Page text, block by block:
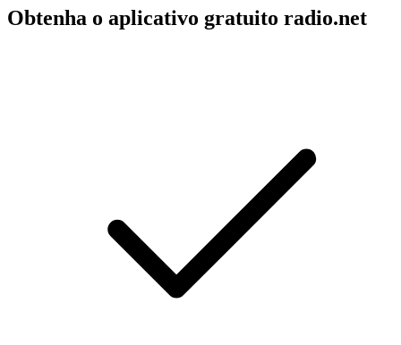
Obtenha o aplicativo gratuito radio.net